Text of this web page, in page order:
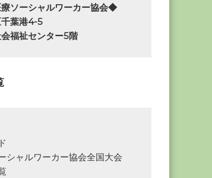
ーシャルワーカー協会◆
葉港4-5
祉センター5階
シャルワーカー協会全国大会